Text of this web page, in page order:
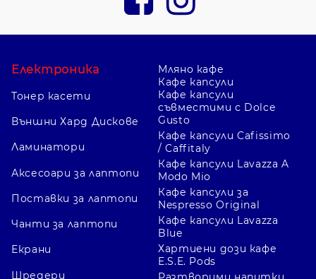
Електроника
Тонер касети
Външни Хард Дискове
Ламинатори
Аксесоари за лаптопи
Поставки за лаптопи
Чанти за лаптопи
Екрани
Шредери
Мляно кафе
Кафе капсули
Кафе капсули
съвместими с Dolce
Gusto
Кафе капсули Cafissimo
/ Caffitaly
Кафе капсули Lavazza A
Modo Mio
Кафе капсули за
Nespresso Original
Кафе капсули Lavazza
Blue
Хартиени дози кафе
E.S.E. Pods